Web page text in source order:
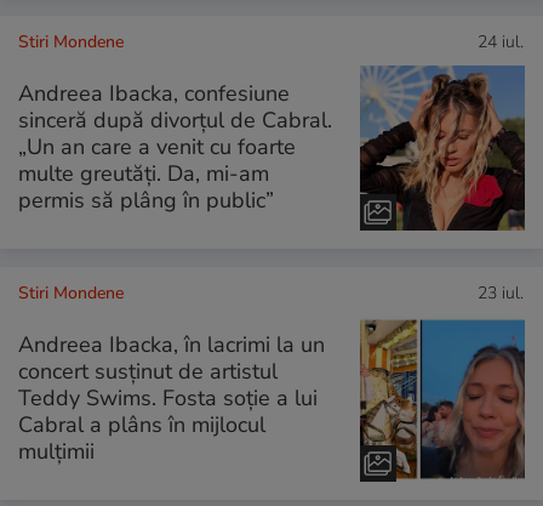
Stiri Mondene 24 iul.
Andreea Ibacka, confesiune
sinceră după divorțul de Cabral.
„Un an care a venit cu foarte
multe greutăți. Da, mi-am
permis să plâng în public”
Stiri Mondene 23 iul.
Andreea Ibacka, în lacrimi la un
concert susținut de artistul
Teddy Swims. Fosta soție a lui
Cabral a plâns în mijlocul
mulțimii